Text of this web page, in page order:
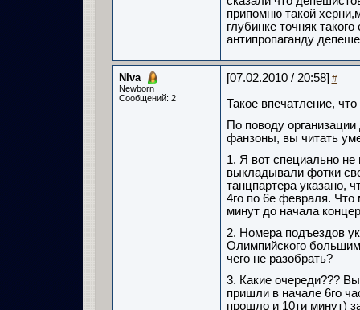
припомню такой
глубинке точняк
антипропаганду
NIva
Newborn
Сообщений: 2
[07.02.2010 / 20:58] #
Такое впечатление,
По поводу
фанзоны, вы читать
1. Я вот специально не
выкладывали фотки
танцпартера указано,
4го по 6е февраля. Что
минут до начала
2. Номера подъездов
Олимпийского
чего не разобрать?
3. Какие очереди???
пришли в начале 6го
прошло и 10ти минут)